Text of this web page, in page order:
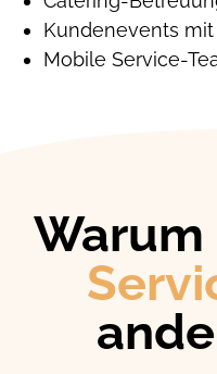
Kundenevents
Mobile Service-